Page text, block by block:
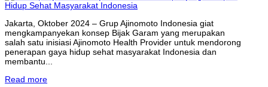
Jakarta, Oktober 2024 – Grup Ajinomoto Indonesia giat
mengkampanyekan konsep Bijak Garam yang merupakan
salah satu inisiasi Ajinomoto Health Provider untuk mendorong
penerapan gaya hidup sehat masyarakat Indonesia dan
membantu...
Read more